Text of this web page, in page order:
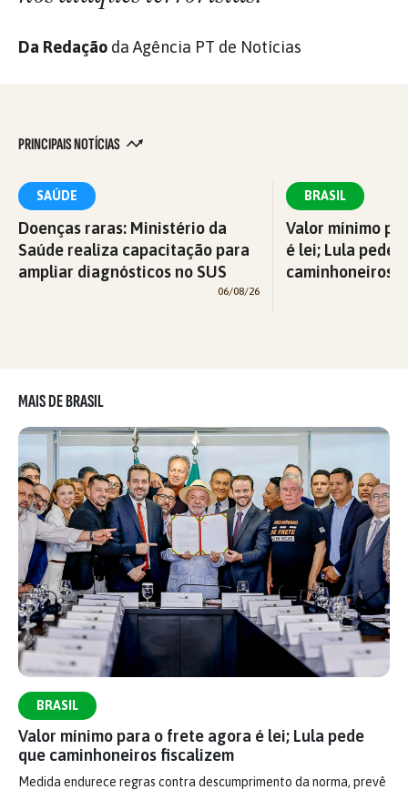
Da Redação da Agência PT de Notícias
PRINCIPAIS NOTÍCIAS
SAÚDE
Doenças raras: Ministério da
Saúde realiza capacitação para
ampliar diagnósticos no SUS
06/08/26
BRASIL
Valor mínimo
é lei; Lula pede
caminhoneiros
MAIS DE BRASIL
BRASIL
Valor mínimo para o frete agora é lei; Lula pede
que caminhoneiros fiscalizem
Medida endurece regras contra descumprimento da norma, prevê